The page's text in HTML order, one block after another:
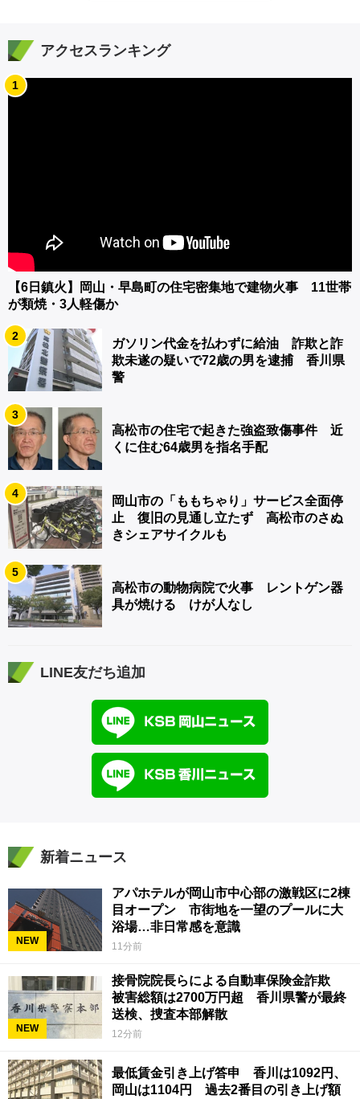
アクセスランキング
1
【6日鎮火】岡山・早島町の住宅密集地で建物火事 11世帯
が類焼・3人軽傷か
2
ガソリン代金を払わずに給油 詐欺と詐
欺未遂の疑いで72歳の男を逮捕 香川県
警
3
高松市の住宅で起きた強盗致傷事件 近
くに住む64歳男を指名手配
4
岡山市の「ももちゃり」サービス全面停
止 復旧の見通し立たず 高松市のさぬ
きシェアサイクルも
5
高松市の動物病院で火事 レントゲン器
具が焼ける けが人なし
LINE友だち追加
新着ニュース
NEW
アパホテルが岡山市中心部の激戦区に2棟
目オープン 市街地を一望のプールに大
浴場…非日常感を意識
11分前
NEW
接骨院院長らによる自動車保険金詐欺
被害総額は2700万円超 香川県警が最終
送検、捜査本部解散
12分前
最低賃金引き上げ答申 香川は1092円、
岡山は1104円 過去2番目の引き上げ額